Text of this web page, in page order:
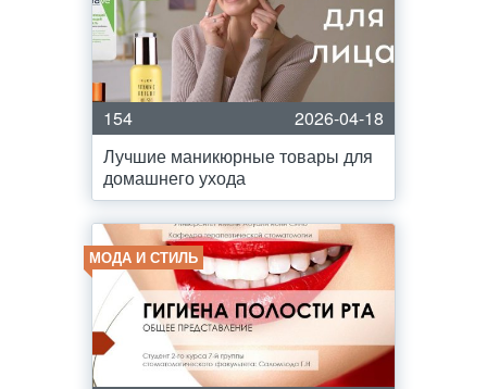
154
2026-04-18
Лучшие маникюрные товары для
домашнего ухода
МОДА И СТИЛЬ